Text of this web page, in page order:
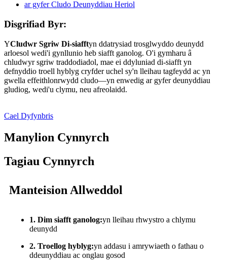
Disgrifiad Byr:
YCludwr Sgriw Di-siafftyn ddatrysiad trosglwyddo deunydd
arloesol wedi'i gynllunio heb siafft ganolog. O'i gymharu â
chludwyr sgriw traddodiadol, mae ei ddyluniad di-siafft yn
defnyddio troell hyblyg cryfder uchel sy'n lleihau tagfeydd ac yn
gwella effeithlonrwydd cludo—yn enwedig ar gyfer deunyddiau
gludiog, wedi'u clymu, neu afreolaidd.
Cael Dyfynbris
Manylion Cynnyrch
Tagiau Cynnyrch
Manteision Allweddol
1. Dim siafft ganolog:yn lleihau rhwystro a chlymu
deunydd
2. Troellog hyblyg:yn addasu i amrywiaeth o fathau o
ddeunyddiau ac onglau gosod